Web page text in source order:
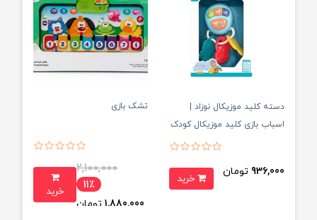
دسته کلید موزیکال نوزاد |
اسباب بازی کلید موزیکال کودک
936,000 تومان
تشک بازی
2,100,000
11٪
1,880,000تومان
خرید